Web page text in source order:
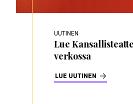
UUTINEN
Lue
verkossa
LUE UUTINEN